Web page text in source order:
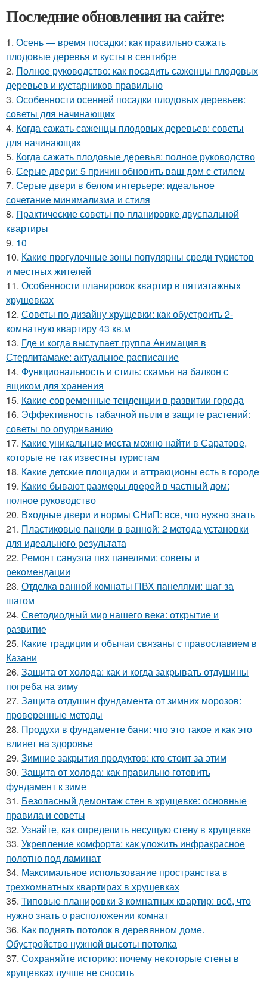
Последние обновления на сайте:
1. Осень — время посадки: как правильно сажать
плодовые деревья и кусты в сентябре
2. Полное руководство: как посадить саженцы плодовых
деревьев и кустарников правильно
3. Особенности осенней посадки плодовых деревьев:
советы для начинающих
4. Когда сажать саженцы плодовых деревьев: советы
для начинающих
5. Когда сажать плодовые деревья: полное руководство
6. Серые двери: 5 причин обновить ваш дом с стилем
7. Серые двери в белом интерьере: идеальное
сочетание минимализма и стиля
8. Практические советы по планировке двуспальной
квартиры
9. 10
10. Какие прогулочные зоны популярны среди туристов
и местных жителей
11. Особенности планировок квартир в пятиэтажных
хрущевках
12. Советы по дизайну хрущевки: как обустроить 2-
комнатную квартиру 43 кв.м
13. Где и когда выступает группа Анимация в
Стерлитамаке: актуальное расписание
14. Функциональность и стиль: скамья на балкон с
ящиком для хранения
15. Какие современные тенденции в развитии города
16. Эффективность табачной пыли в защите растений:
советы по опудриванию
17. Какие уникальные места можно найти в Саратове,
которые не так известны туристам
18. Какие детские площадки и аттракционы есть в городе
19. Какие бывают размеры дверей в частный дом:
полное руководство
20. Входные двери и нормы СНиП: все, что нужно знать
21. Пластиковые панели в ванной: 2 метода установки
для идеального результата
22. Ремонт санузла пвх панелями: советы и
рекомендации
23. Отделка ванной комнаты ПВХ панелями: шаг за
шагом
24. Светодиодный мир нашего века: открытие и
развитие
25. Какие традиции и обычаи связаны с православием в
Казани
26. Защита от холода: как и когда закрывать отдушины
погреба на зиму
27. Защита отдушин фундамента от зимних морозов:
проверенные методы
28. Продухи в фундаменте бани: что это такое и как это
влияет на здоровье
29. Зимние закрытия продуктов: кто стоит за этим
30. Защита от холода: как правильно готовить
фундамент к зиме
31. Безопасный демонтаж стен в хрущевке: основные
правила и советы
32. Узнайте, как определить несущую стену в хрущевке
33. Укрепление комфорта: как уложить инфракрасное
полотно под ламинат
34. Максимальное использование пространства в
трехкомнатных квартирах в хрущевках
35. Типовые планировки 3 комнатных квартир: всё, что
нужно знать о расположении комнат
36. Как поднять потолок в деревянном доме.
Обустройство нужной высоты потолка
37. Сохраняйте историю: почему некоторые стены в
хрущевках лучше не сносить